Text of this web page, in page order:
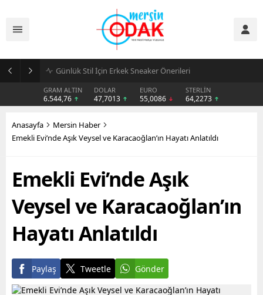
Günlük Stil İçin Erkek Sneaker Önerileri
GRAM ALTIN
6.544,76
DOLAR
47,7013
EURO
55,0086
STERLİN
64,2273
Anasayfa
Mersin Haber
Emekli Evi’nde Aşık Veysel ve Karacaoğlan’ın Hayatı Anlatıldı
Emekli Evi’nde Aşık
Veysel ve Karacaoğlan’ın
Hayatı Anlatıldı
Paylaş Tweetle Gönder